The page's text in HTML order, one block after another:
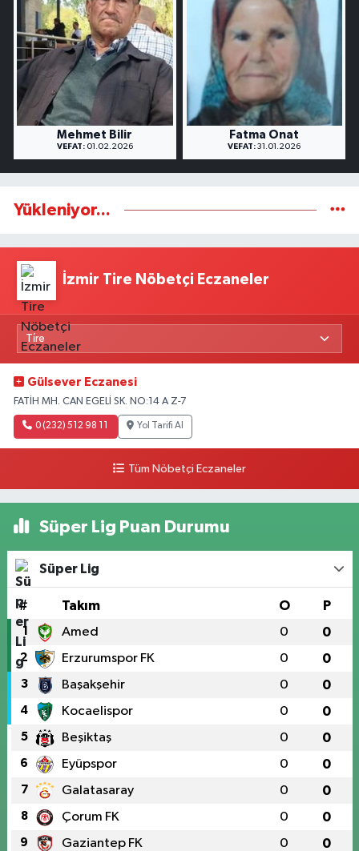
Mehmet Bilir
VEFAT:01.02.2026
Fatma Onat
VEFAT: 31.01.2026
Yükleniyor...
İzmir Tire Nöbetçi Eczaneler
Gülsever Eczanesi
FATİH MH. CAN EGELİ SK. NO:14 A Z-7
0 (232) 512 98 11 Yol Tarifi Al
Tüm Nöbetçi Eczaneler
Süper Lig Puan Durumu
Süper Lig
# Takım O P
1 Amed 0 0
2 Erzurumspor FK 0 0
3 Başakşehir 0 0
4 Kocaelispor 0 0
5 Beşiktaş 0 0
6 Eyüpspor 0 0
7 Galatasaray 0 0
8 Çorum FK 0 0
9 Gaziantep FK 0 0